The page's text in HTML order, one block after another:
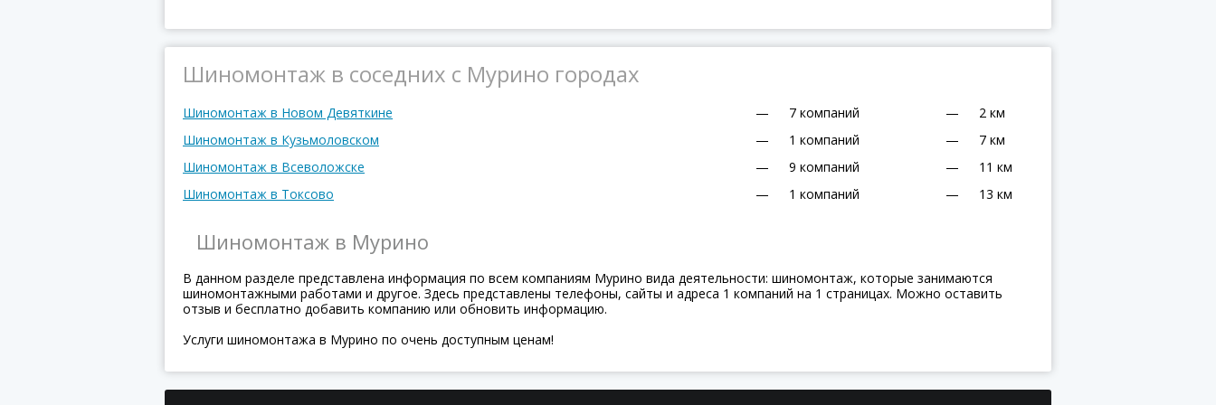
Шиномонтаж в соседних с Мурино городах
Шиномонтаж в Новом Девяткине — 7 компаний —
2 км
Шиномонтаж в Кузьмоловском
— 1 компаний —
7 км
Шиномонтаж в Всеволожске
— 9 компаний —
11 км
Шиномонтаж в Токсово
— 1 компаний — 13 км
Шиномонтаж в Мурино
В данном разделе представлена информация по всем компаниям Мурино вида деятельности: шиномонтаж, которые занимаются
шиномонтажными работами и другое. Здесь представлены телефоны, сайты и адреса 1 компаний на 1 страницах. Можно оставить
отзыв и бесплатно добавить компанию или обновить информацию.
Услуги шиномонтажа в Мурино по очень доступным ценам!